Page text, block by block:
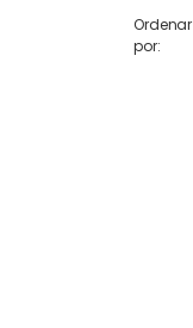
Ordenar
por: